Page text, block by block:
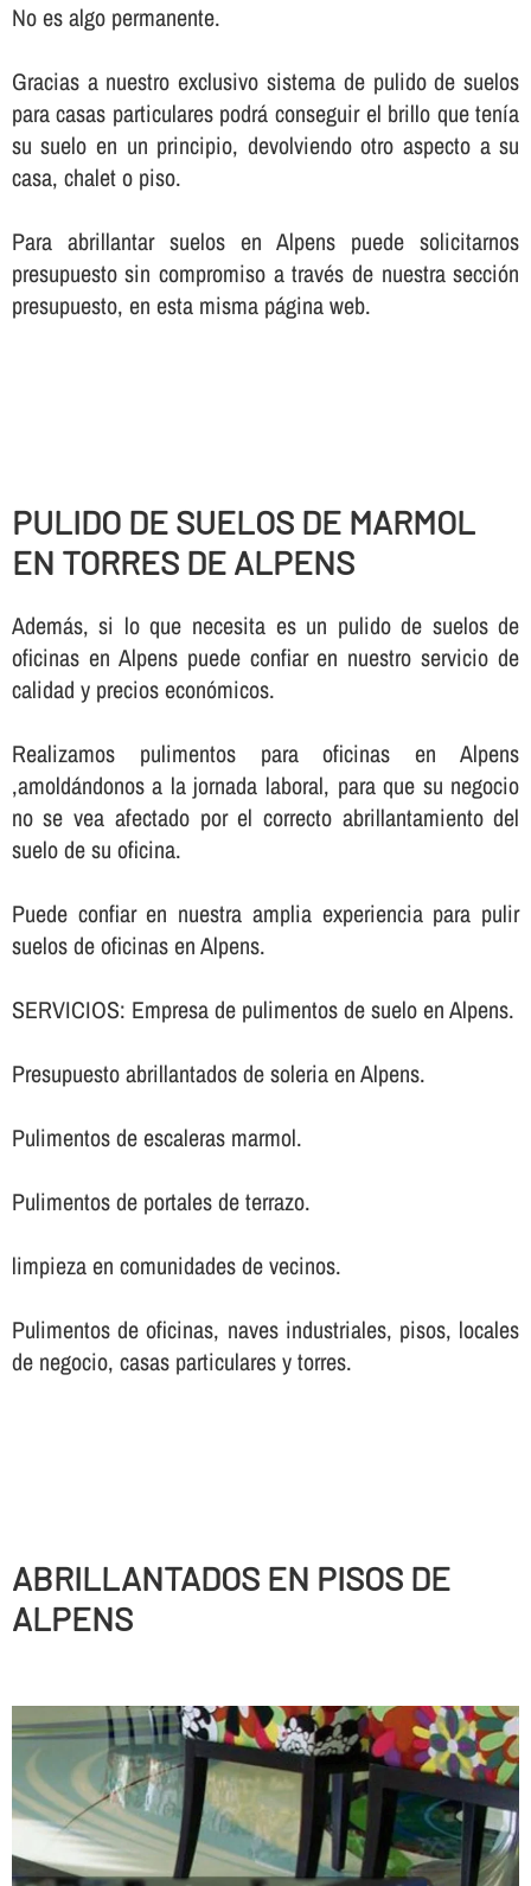
No es algo permanente.
Gracias a nuestro exclusivo sistema de pulido de suelos
para casas particulares podrá conseguir el brillo que tení­a
su suelo en un principio, devolviendo otro aspecto a su
casa, chalet o piso.
Para abrillantar suelos en Alpens puede solicitarnos
presupuesto sin compromiso a través de nuestra sección
presupuesto, en esta misma página web.
PULIDO DE SUELOS DE MARMOL
EN TORRES DE ALPENS
Además, si lo que necesita es un pulido de suelos de
oficinas en Alpens puede confiar en nuestro servicio de
calidad y precios económicos.
Realizamos pulimentos para oficinas en Alpens
,amoldándonos a la jornada laboral, para que su negocio
no se vea afectado por el correcto abrillantamiento del
suelo de su oficina.
Puede confiar en nuestra amplia experiencia para pulir
suelos de oficinas en Alpens.
SERVICIOS: Empresa de pulimentos de suelo en Alpens.
Presupuesto abrillantados de soleria en Alpens.
Pulimentos de escaleras marmol.
Pulimentos de portales de terrazo.
limpieza en comunidades de vecinos.
Pulimentos de oficinas, naves industriales, pisos, locales
de negocio, casas particulares y torres.
ABRILLANTADOS EN PISOS DE
ALPENS